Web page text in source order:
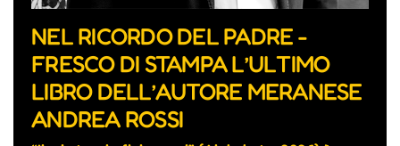
NEL RICORDO DEL PADRE -
FRESCO DI STAMPA L’ULTIMO
LIBRO DELL’AUTORE MERANESE
ANDREA ROSSI